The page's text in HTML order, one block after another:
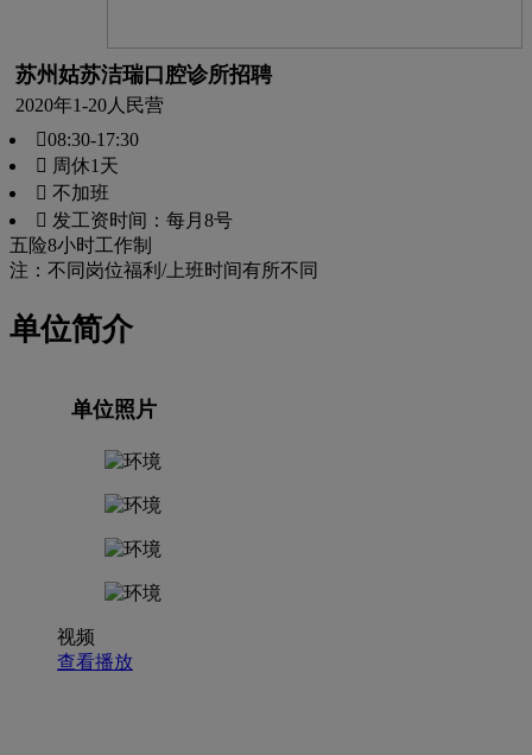
苏州姑苏洁瑞口腔诊所招聘
2020年1-20人 民营
08:30-17:30
 周休1天
 不加班
 发工资时间：每月8号
五险8小时工作制
注：不同岗位福利/上班时间有所不同
单位简介
单位照片
视频
查看播放